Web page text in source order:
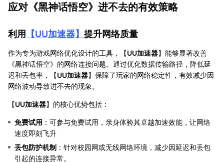
应对《黑神话悟空》进不去的有效策略
利用 【UU加速器】 提升网络质量
作为专为游戏网络优化设计的工具，【UU加速器】能够显著改善
《黑神话悟空》的网络连接问题。通过优化数据传输路径，降低延
迟和丢包率，【UU加速器】保障了玩家的网络稳定性，有效减少因
网络波动导致进不去的现象。
【UU加速器】的核心优势包括：
免费试用 ：可参与免费试用，亲身体验其卓越加速效能，让网络
速度即刻飞升
丢包防护机制 ：针对校园网或无线网络环境，减少因延迟和丢包
引起的连接异常。